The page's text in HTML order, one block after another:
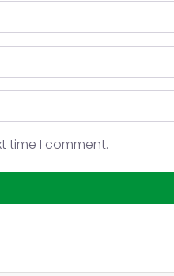
time I comment.